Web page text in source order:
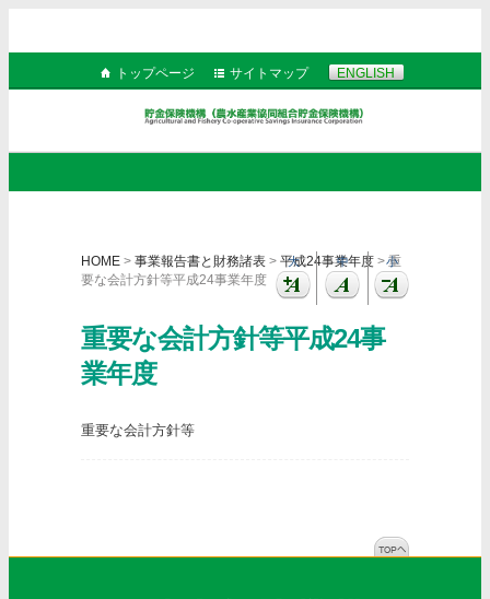
トップページ サイトマップ ENGLISH
HOME > 事業報告書と財務諸表 > 平成24事業年度 > 重
要な会計方針等平成24事業年度
重要な会計方針等平成24事
業年度
重要な会計方針等
大 中 小